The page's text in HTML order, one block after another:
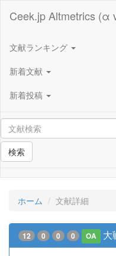
Ceek.jp Altmetrics (α
文献ランキング
新着文献
新着投稿
検索
ホーム 文献詳細
12 0 0 0 OA 大